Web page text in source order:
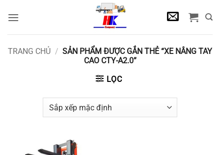
qua
TRANG CHỦ / SẢN PHẨM ĐƯỢC GẮN THẺ “XE NÂNG TAY
CAO CTY-A2.0”
LỌC